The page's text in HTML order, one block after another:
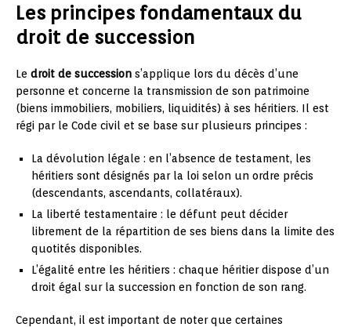
Les principes fondamentaux du
droit de succession
Le droit de succession s’applique lors du décès d’une
personne et concerne la transmission de son patrimoine
(biens immobiliers, mobiliers, liquidités) à ses héritiers. Il est
régi par le Code civil et se base sur plusieurs principes :
La dévolution légale : en l’absence de testament, les
héritiers sont désignés par la loi selon un ordre précis
(descendants, ascendants, collatéraux).
La liberté testamentaire : le défunt peut décider
librement de la répartition de ses biens dans la limite des
quotités disponibles.
L’égalité entre les héritiers : chaque héritier dispose d’un
droit égal sur la succession en fonction de son rang.
Cependant, il est important de noter que certaines